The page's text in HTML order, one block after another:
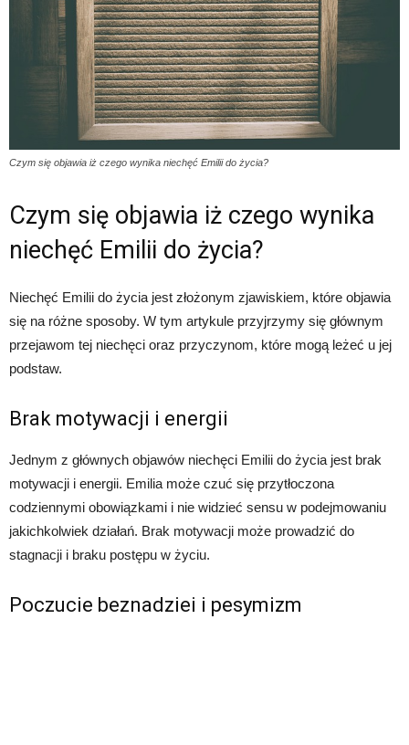
Czym się objawia iż czego wynika niechęć Emilii do życia?
Czym się objawia iż czego wynika
niechęć Emilii do życia?
Niechęć Emilii do życia jest złożonym zjawiskiem, które objawia
się na różne sposoby. W tym artykule przyjrzymy się głównym
przejawom tej niechęci oraz przyczynom, które mogą leżeć u jej
podstaw.
Brak motywacji i energii
Jednym z głównych objawów niechęci Emilii do życia jest brak
motywacji i energii. Emilia może czuć się przytłoczona
codziennymi obowiązkami i nie widzieć sensu w podejmowaniu
jakichkolwiek działań. Brak motywacji może prowadzić do
stagnacji i braku postępu w życiu.
Poczucie beznadziei i pesymizm